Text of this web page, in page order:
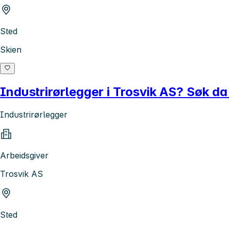
Sted
Skien
Industrirørlegger i Trosvik AS? Søk
Industrirørlegger
Arbeidsgiver
Trosvik AS
Sted